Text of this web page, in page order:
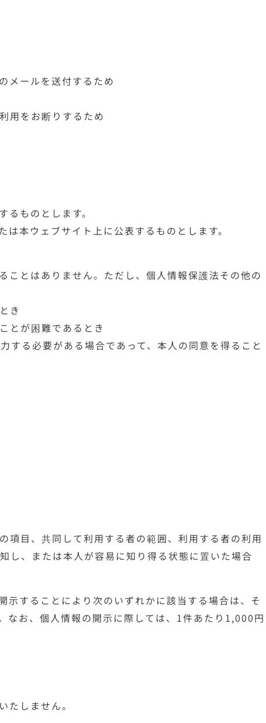
メールを送付するため
用をお断りするため
ものとします。
本ウェブサイト上に公表するものとします。
ことはありません。ただし、個人情報保護法その他の
き
とが困難であるとき
する必要がある場合であって、本人の同意を得ること
項目、共同して利用する者の範囲、利用する者の利用
し、または本人が容易に知り得る状態に置いた場合
することにより次のいずれかに該当する場合は、そ
なお、個人情報の開示に際しては、1件あたり1,000円
しません。